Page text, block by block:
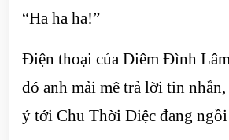
“Ha ha ha!”
Điện thoại của Diêm Đình
đó anh mải mê trả lời tin
ý tới Chu Thời Diệc đang